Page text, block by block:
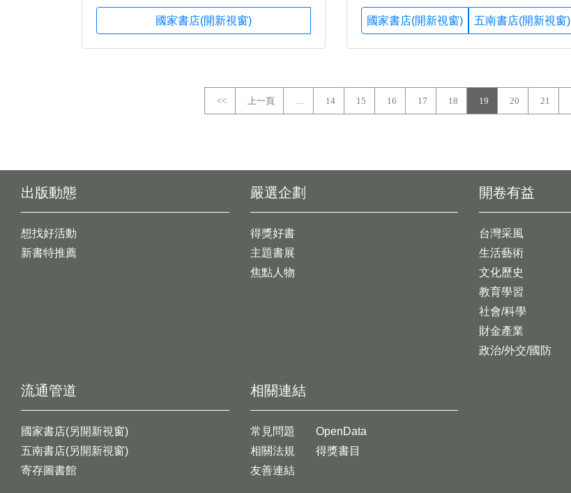
國家書店(開新視窗) 國家書店(開新視窗) 五南書店(開新視窗)
<< 上一頁 14 15 16 17 18 19 20 21
出版動態
想找好活動
新書特推薦
開卷有益
台灣采風
生活藝術
文化歷史
教育學習
社會/科學
財金產業
政治/外交/國防
嚴選企劃
得獎好書
主題書展
焦點人物
流通管道
國家書店(另開新視窗)
五南書店(另開新視窗)
寄存圖書館
相關連結
常見問題
相關法規
友善連結
OpenData
得獎書目